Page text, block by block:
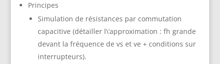
Principes
Simulation de résistances par commutation
capacitive (détailler l\’approximation : fh grande
devant la fréquence de vs et ve + conditions sur
interrupteurs).